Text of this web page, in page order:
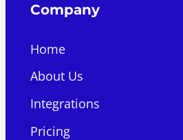
Company
Home
About Us
Integrations
Pricing